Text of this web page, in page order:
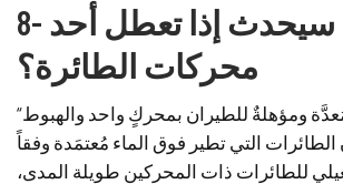
8- ماذا سيحدث إذا تعطل أحد
محركات الطائرة؟
“جميع الطائرات مُعدَّة ومؤهلةٌ للطيران بمحركٍ واحد والهبوط
الطائرات التي تطير فوق الماء مُعتمَدة وفقاً
للطائرات ذات المحركين طويلة المدى،